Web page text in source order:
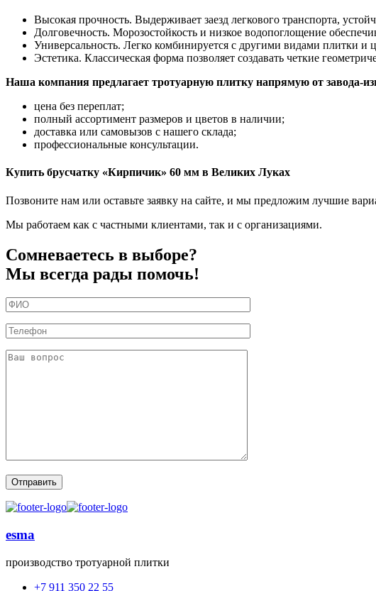
Высокая прочность. Выдерживает заезд легкового транспорта,
Долговечность. Морозостойкость и низкое водопоглощение
Универсальность. Легко комбинируется с другими видами плитки и
Эстетика. Классическая форма позволяет создавать четкие
Наша компания предлагает тротуарную плитку напрямую от завода-
цена без переплат;
полный ассортимент размеров и цветов в наличии;
доставка или самовызов с нашего склада;
профессиональные консультации.
Купить брусчатку «Кирпичик» 60 мм в Великих Луках
Позвоните нам или оставьте заявку на сайте, и мы предложим лучшие
Мы работаем как с частными клиентами, так и с организациями.
Сомневаетесь в выборе?
Мы всегда рады помочь!
esma
производство тротуарной плитки
+7 911 350 22 55